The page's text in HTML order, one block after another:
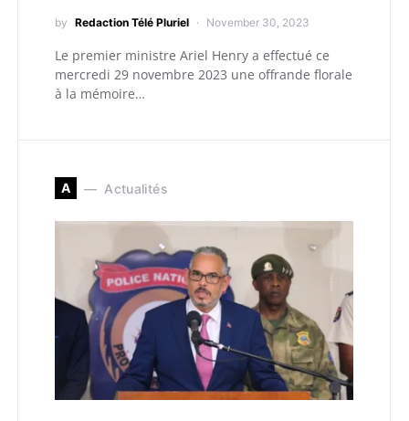
by Redaction Télé Pluriel November 30, 2023
Le premier ministre Ariel Henry a effectué ce
mercredi 29 novembre 2023 une offrande florale
à la mémoire…
A Actualités